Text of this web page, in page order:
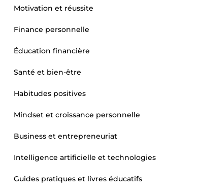
Motivation et réussite
Finance personnelle
Éducation financière
Santé et bien-être
Habitudes positives
Mindset et croissance personnelle
Business et entrepreneuriat
Intelligence artificielle et technologies
Guides pratiques et livres éducatifs